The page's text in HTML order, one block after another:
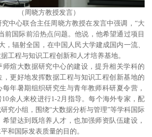
（周晓方教授发言）
心联合主任周晓方教授在发言中强调， “大
前国际前沿热点问题。他说，他希望通过项目
，辐射全国，在中国人民大学建成国内一流、
工程与知识工程创新和人才培养基地。
大数据研究中心的建设，提升相关学科的
，更好地发挥数据工程与知识工程创新基地的
每年暑期组织研究生与青年教师科研夏令营，
10余人来校进行1-2月指导。每个海外专家，配
究小组，围绕“大数据分析与管理”等学科国际
望达到既培养人才，也加强师资队伍建设，
和国际发表质量的目的。